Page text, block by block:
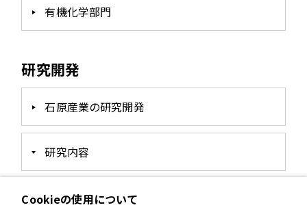
有機化学部門
研究開発
石原産業の研究開発
研究内容
対外発表
Cookieの使用について